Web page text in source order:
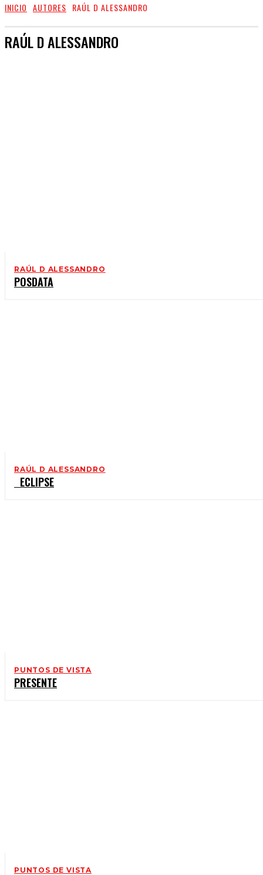
INICIO AUTORES RAÚL D ALESSANDRO
RAÚL D ALESSANDRO
RAÚL D ALESSANDRO
POSDATA
RAÚL D ALESSANDRO
ECLIPSE
PUNTOS DE VISTA
PRESENTE
PUNTOS DE VISTA